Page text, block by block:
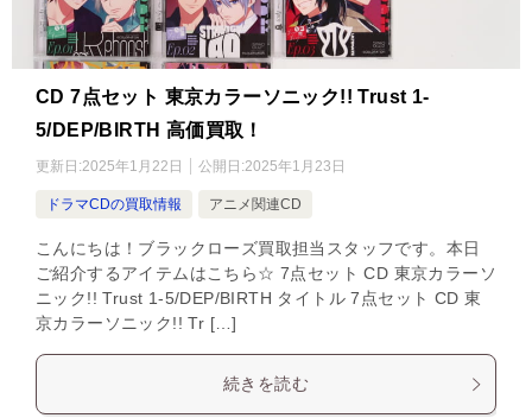
CD 7点セット 東京カラーソニック!! Trust 1-
5/DEP/BIRTH 高価買取！
更新日:2025年1月22日 公開日:2025年1月23日
ドラマCDの買取情報 アニメ関連CD
こんにちは！ブラックローズ買取担当スタッフです。本日
ご紹介するアイテムはこちら☆ 7点セット CD 東京カラーソ
ニック!! Trust 1-5/DEP/BIRTH タイトル 7点セット CD 東
京カラーソニック!! Tr […]
続きを読む